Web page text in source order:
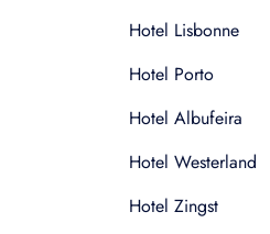
Hotel Lisbonne
Hotel Porto
Hotel Albufeira
Hotel Westerland
Hotel Zingst